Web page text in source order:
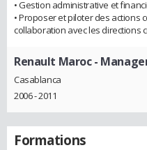
• Gestion administrative et
• Proposer et piloter des actions
collaboration avec les directions
Renault Maroc-
Casablanca
2006 - 2011
Formations